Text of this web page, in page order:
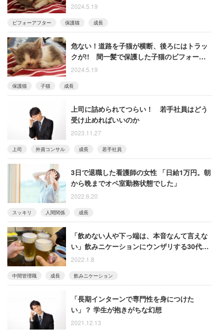
2024.5.19
ビフォーアフター 保護猫 成長
危ない！道路を子猫が横断、後ろにはトラッ
クが!! 間一髪で保護した子猫のビフォーア
フター
2024.5.19
保護猫 子猫 成長
上司に詰められてつらい！ 若手社員はどう
受け止めればいいのか
2023.11.27
上司 外資コンサル 成長 若手社員
3日で退職した看護師の女性 「日給1万円。朝
から晩までオペ室勤務状態でした」
2022.6.20
スッキリ 人間関係 成長
「飲めない人や下っ端は、本音なんて言えな
い」飲みニケーションにウンザリする30代男
性
2022.1.8
中間管理職 成長 飲みニケーション
「長期インターンで専門性を身につけた
い」？ 学生が抱きがちな幻想
2021.12.13